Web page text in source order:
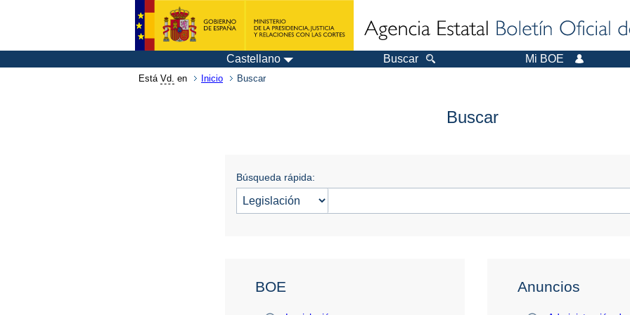
Castellano Buscar Mi BOE
Está Vd. en Inicio Buscar
Buscar
Búsqueda rápida:
BOE Anuncios